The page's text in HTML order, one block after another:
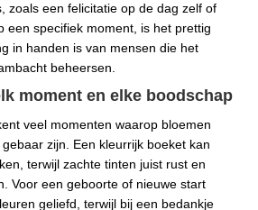
zoals een felicitatie op de dag zelf of
een specifiek moment, is het prettig
in handen is van mensen die het
beheersen.
moment en elke boodschap
veel momenten waarop bloemen
zijn. Een kleurrijk boeket kan
terwijl zachte tinten juist rust en
Voor een geboorte of nieuwe start
geliefd, terwijl bij een bedankje